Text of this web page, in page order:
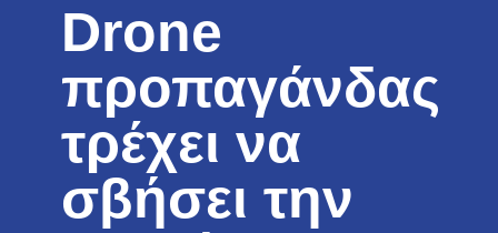
Drone
προπαγάνδας
τρέχει να
σβήσει την